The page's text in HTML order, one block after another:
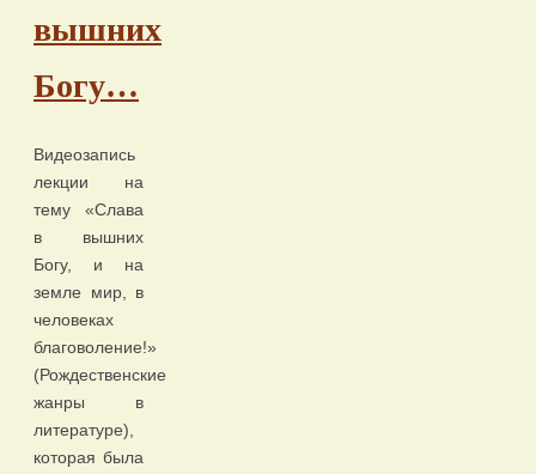
вышних
Богу…
Видеозапись
лекции на
тему «Слава
в вышних
Богу, и на
земле мир, в
человеках
благоволение!»
(Рождественские
жанры в
литературе),
которая была